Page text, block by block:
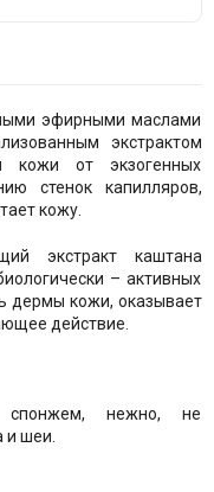
эфирными маслами
экстрактом
кожи от экзогенных
стенок капилляров,
кожу.
экстракт каштана
– активных
дермы кожи, оказывает
действие.
спонжем, нежно, не
и шеи.